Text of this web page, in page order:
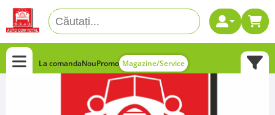
La comandaNouPromo Magazine/Service